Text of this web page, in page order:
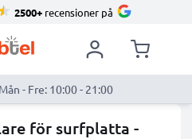
2500+ recensioner på
- Fre: 10:00 - 21:00
för surfplatta -